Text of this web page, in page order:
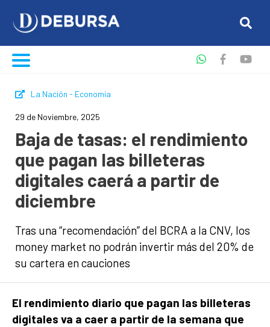
La Nación - Economía
29 de Noviembre, 2025
Baja de tasas: el rendimiento
que pagan las billeteras
digitales caerá a partir de
diciembre
Tras una “recomendación” del BCRA a la CNV, los
money market no podrán invertir más del 20% de
su cartera en cauciones
El rendimiento diario que pagan las billeteras
digitales va a caer a partir de la semana que